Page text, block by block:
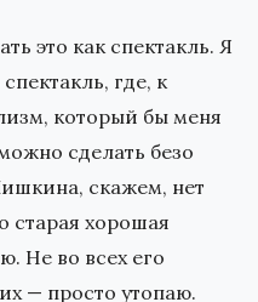
это как спектакль. Я
где, к
который бы меня
сделать безо
скажем, нет
старая хорошая
Не во всех его
— просто утопаю.